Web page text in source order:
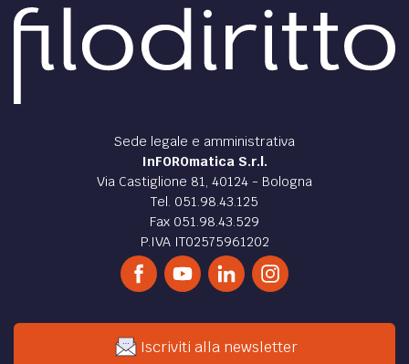
Sede legale e amministrativa
InFOROmatica S.r.l.
Via Castiglione 81, 40124 - Bologna
Tel. 051.98.43.125
Fax 051.98.43.529
P.IVA IT02575961202
Iscriviti alla newsletter